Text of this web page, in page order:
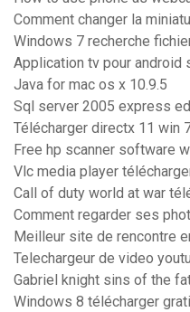
Comment changer la
Windows 7 recherche
Application tv pour android
Java for mac os x 10.9.5
Sql server 2005 express
Télécharger directx 11 win
Free hp scanner software
Vlc media player
Call of duty world at war
Comment regarder ses
Meilleur site de rencontre
Telechargeur de video
Gabriel knight sins of the
Windows 8 télécharger